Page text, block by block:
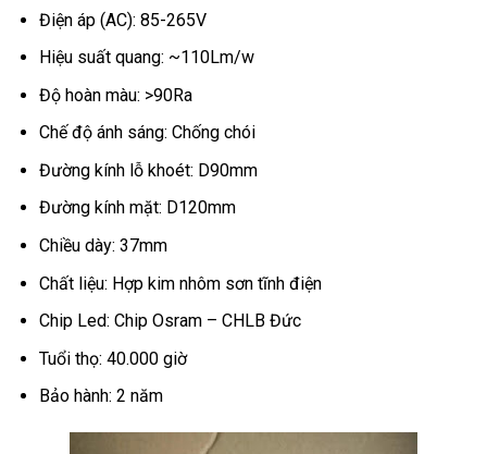
Điện áp (AC): 85-265V
Hiệu suất quang: ~110Lm/w
Độ hoàn màu: >90Ra
Chế độ ánh sáng: Chống chói
Đường kính lỗ khoét: D90mm
Đường kính mặt: D120mm
Chiều dày: 37mm
Chất liệu: Hợp kim nhôm sơn tĩnh điện
Chip Led: Chip Osram – CHLB Đức
Tuổi thọ: 40.000 giờ
Bảo hành: 2 năm